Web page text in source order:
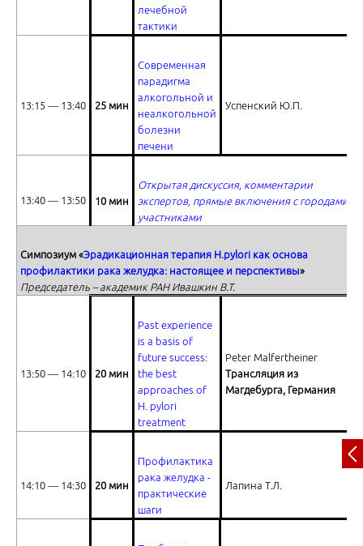
Профилактика рака желудка - практические шаги
Проблема выбора ключевых препаратов для эрадикации H.Pylori.
Гепатокардиальные связи в клинической практике. Часть 1
Гепатокардиальные связи в клинической практике. Часть 2
лечебной
тактики
13:15 ― 13:40 25 мин
Современная
парадигма
алкогольной и
неалкогольной
болезни
печени
Успенский Ю.П.
13:40 ― 13:50 10 мин
Открытая дискуссия, комментарии
экспертов, прямые включения с городами-
участниками
Симпозиум «Эрадикационная терапия H.pylori как основа
профилактики рака желудка: настоящее и перспективы»
Председатель – академик РАН Ивашкин В.Т.
13:50 ― 14:10 20 мин
Past experience
is a basis of
future success:
the best
approaches of
H. pylori
treatment
Peter Malfertheiner
Трансляция из
Магдебурга, Германия
14:10 ― 14:30 20 мин
Профилактика
рака желудка -
практические
шаги
Лапина Т.Л.